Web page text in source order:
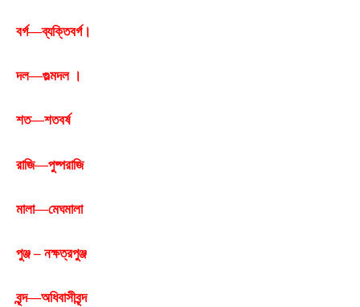
বর্গ—ব্যক্তিবর্গ।
দল—গুল্মদল ।
শত—শতবর্ষ
রাজি—পুষ্পরাজি
মালা—মেঘমালা
পুঞ্জ – নক্ষত্রপুঞ্জ
বৃন্দ—অধিবাসীবৃন্দ